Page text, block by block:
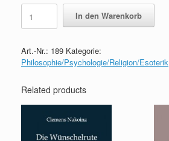
Die
Pädagogik
Melanchthons
In den Warenkorb
Art.-Nr.: 189 Kategorie:
Philosophie/Psychologie/Religion/Esoterik
Related products